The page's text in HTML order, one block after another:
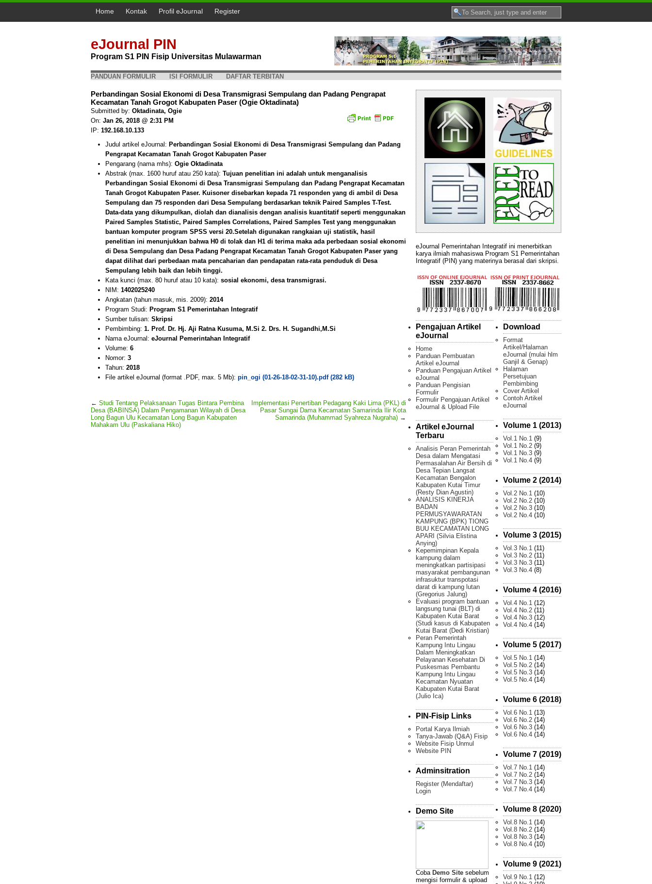
Home Kontak Profil eJournal Register
eJournal PIN
Program S1 PIN Fisip Universitas Mulawarman
PANDUAN FORMULIR ISI FORMULIR DAFTAR TERBITAN
Perbandingan Sosial Ekonomi di Desa Transmigrasi Sempulang dan Padang Pengrapat
Kecamatan Tanah Grogot Kabupaten Paser (Ogie Oktadinata)
Submitted by: Oktadinata, Ogie
On: Jan 26, 2018 @ 2:31 PM
IP: 192.168.10.133
Judul artikel eJournal: Perbandingan Sosial Ekonomi di Desa Transmigrasi Sempulang dan Padang
Pengrapat Kecamatan Tanah Grogot Kabupaten Paser
Pengarang (nama mhs): Ogie Oktadinata
Abstrak (max. 1600 huruf atau 250 kata): Tujuan penelitian ini adalah untuk menganalisis
Perbandingan Sosial Ekonomi di Desa Transmigrasi Sempulang dan Padang Pengrapat Kecamatan
Tanah Grogot Kabupaten Paser. Kuisoner disebarkan kepada 71 responden yang di ambil di Desa
Sempulang dan 75 responden dari Desa Sempulang berdasarkan teknik Paired Samples T-Test.
Data-data yang dikumpulkan, diolah dan dianalisis dengan analisis kuantitatif seperti menggunakan
Paired Samples Statistic, Paired Samples Correlations, Paired Samples Test yang menggunakan
bantuan komputer program SPSS versi 20.Setelah digunakan rangkaian uji statistik, hasil
penelitian ini menunjukkan bahwa H0 di tolak dan H1 di terima maka ada perbedaan sosial ekonomi
di Desa Sempulang dan Desa Padang Pengrapat Kecamatan Tanah Grogot Kabupaten Paser yang
dapat dilihat dari perbedaan mata pencaharian dan pendapatan rata-rata penduduk di Desa
Sempulang lebih baik dan lebih tinggi.
Kata kunci (max. 80 huruf atau 10 kata): sosial ekonomi, desa transmigrasi.
NIM: 1402025240
Angkatan (tahun masuk, mis. 2009): 2014
Program Studi: Program S1 Pemerintahan Integratif
Sumber tulisan: Skripsi
Pembimbing: 1. Prof. Dr. Hj. Aji Ratna Kusuma, M.Si 2. Drs. H. Sugandhi,M.Si
Nama eJournal: eJournal Pemerintahan Integratif
Volume: 6
Nomor: 3
Tahun: 2018
File artikel eJournal (format .PDF, max. 5 Mb): pin_ogi (01-26-18-02-31-10).pdf (282 kB)
← Studi Tentang Pelaksanaan Tugas Bintara Pembina
Desa (BABINSA) Dalam Pengamanan Wilayah di Desa
Long Bagun Ulu Kecamatan Long Bagun Kabupaten
Mahakam Ulu (Paskaliana Hiko)
Implementasi Penertiban Pedagang Kaki Lima (PKL) di
Pasar Sungai Dama Kecamatan Samarinda Ilir Kota
Samarinda (Muhammad Syahreza Nugraha) →
eJournal Pemerintahan Integratif ini menerbitkan
karya ilmiah mahasiswa Program S1 Pemerintahan
Integratif (PIN) yang materinya berasal dari skripsi.
Pengajuan Artikel
eJournal
Home
Panduan Pembuatan
Artikel eJournal
Panduan Pengajuan Artikel
eJournal
Panduan Pengisian
Formulir
Formulir Pengajuan Artikel
eJournal & Upload File
Artikel eJournal
Terbaru
Analisis Peran Pemerintah
Desa dalam Mengatasi
Permasalahan Air Bersih di
Desa Tepian Langsat
Kecamatan Bengalon
Kabupaten Kutai Timur
(Resty Dian Agustin)
ANALISIS KINERJA
BADAN
PERMUSYAWARATAN
KAMPUNG (BPK) TIONG
BUU KECAMATAN LONG
APARI (Silvia Elistina
Anying)
Kepemimpinan Kepala
kampung dalam
meningkatkan partisipasi
masyarakat pembangunan
infrasuktur transpotasi
darat di kampung lutan
(Gregorius Jalung)
Evaluasi program bantuan
langsung tunai (BLT) di
Kabupaten Kutai Barat
(Studi kasus di Kabupaten
Kutai Barat (Dedi Kristian)
Peran Pemerintah
Kampung Intu Lingau
Dalam Meningkatkan
Pelayanan Kesehatan Di
Puskesmas Pembantu
Kampung Intu Lingau
Kecamatan Nyuatan
Kabupaten Kutai Barat
(Julio Ica)
PIN-Fisip Links
Portal Karya Ilmiah
Tanya-Jawab (Q&A) Fisip
Website Fisip Unmul
Website PIN
Adminsitration
Register (Mendaftar)
Login
Demo Site
Coba Demo Site sebelum
mengisi formulir & upload
Download
Format
Artikel/Halaman
eJournal (mulai hlm
Ganjil & Genap)
Halaman
Persetujuan
Pembimbing
Cover Artikel
Contoh Artikel
eJournal
Volume 1 (2013)
Vol.1 No.1 (9)
Vol.1 No.2 (9)
Vol.1 No.3 (9)
Vol.1 No.4 (9)
Volume 2 (2014)
Vol.2 No.1 (10)
Vol.2 No.2 (10)
Vol.2 No.3 (10)
Vol.2 No.4 (10)
Volume 3 (2015)
Vol.3 No.1 (11)
Vol.3 No.2 (11)
Vol.3 No.3 (11)
Vol.3 No.4 (8)
Volume 4 (2016)
Vol.4 No.1 (12)
Vol.4 No.2 (11)
Vol.4 No.3 (12)
Vol.4 No.4 (14)
Volume 5 (2017)
Vol.5 No.1 (14)
Vol.5 No.2 (14)
Vol.5 No.3 (14)
Vol.5 No.4 (14)
Volume 6 (2018)
Vol.6 No.1 (13)
Vol.6 No.2 (14)
Vol.6 No.3 (14)
Vol.6 No.4 (14)
Volume 7 (2019)
Vol.7 No.1 (14)
Vol.7 No.2 (14)
Vol.7 No.3 (14)
Vol.7 No.4 (14)
Volume 8 (2020)
Vol.8 No.1 (14)
Vol.8 No.2 (14)
Vol.8 No.3 (14)
Vol.8 No.4 (10)
Volume 9 (2021)
Vol.9 No.1 (12)